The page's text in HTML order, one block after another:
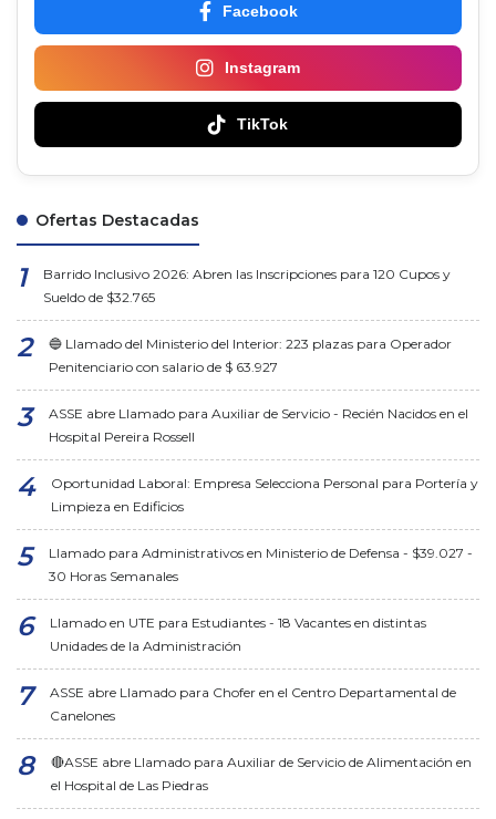
Facebook
Instagram
TikTok
Ofertas Destacadas
Barrido Inclusivo 2026: Abren las Inscripciones para 120 Cupos y
Sueldo de $32.765
🔵 Llamado del Ministerio del Interior: 223 plazas para Operador
Penitenciario con salario de $ 63.927
ASSE abre Llamado para Auxiliar de Servicio - Recién Nacidos en el
Hospital Pereira Rossell
Oportunidad Laboral: Empresa Selecciona Personal para Portería y
Limpieza en Edificios
Llamado para Administrativos en Ministerio de Defensa - $39.027 -
30 Horas Semanales
Llamado en UTE para Estudiantes - 18 Vacantes en distintas
Unidades de la Administración
ASSE abre Llamado para Chofer en el Centro Departamental de
Canelones
🔴ASSE abre Llamado para Auxiliar de Servicio de Alimentación en
el Hospital de Las Piedras